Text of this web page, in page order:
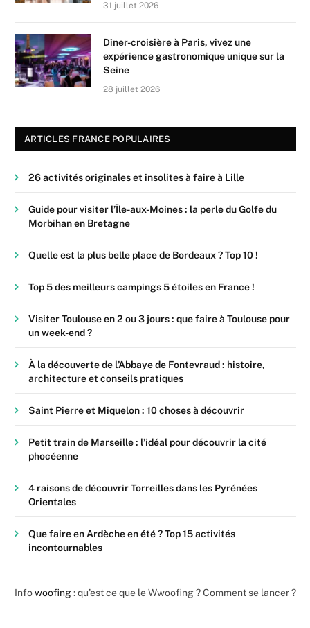
31 juillet 2026
Dîner-croisière à Paris, vivez une
expérience gastronomique unique sur la
Seine
28 juillet 2026
ARTICLES FRANCE POPULAIRES
26 activités originales et insolites à faire à Lille
Guide pour visiter l’Île-aux-Moines : la perle du Golfe du
Morbihan en Bretagne
Quelle est la plus belle place de Bordeaux ? Top 10 !
Top 5 des meilleurs campings 5 étoiles en France !
Visiter Toulouse en 2 ou 3 jours : que faire à Toulouse pour
un week-end ?
À la découverte de l’Abbaye de Fontevraud : histoire,
architecture et conseils pratiques
Saint Pierre et Miquelon : 10 choses à découvrir
Petit train de Marseille : l’idéal pour découvrir la cité
phocéenne
4 raisons de découvrir Torreilles dans les Pyrénées
Orientales
Que faire en Ardèche en été ? Top 15 activités
incontournables
Infowoofing: qu’est ce que le Wwoofing ? Comment se lancer ?